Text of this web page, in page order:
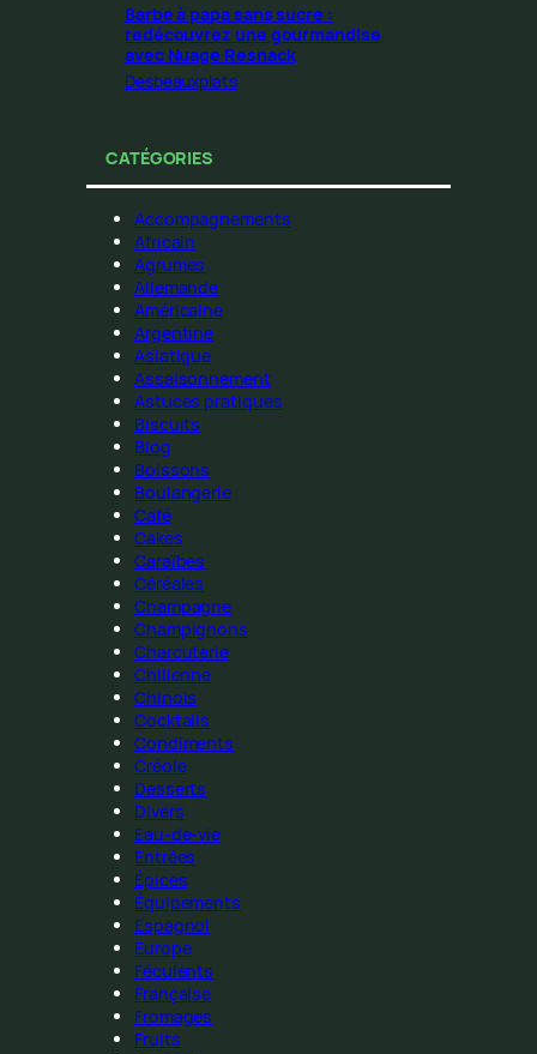
Barbe à papa sans sucre :
redécouvrez une gourmandise
avec Nuage Resnack
Desbeauxplats
CATÉGORIES
Accompagnements
Africain
Agrumes
Allemande
Américaine
Argentine
Asiatique
Assaisonnement
Astuces pratiques
Biscuits
Blog
Boissons
Boulangerie
Café
Cakes
Caraïbes
Céréales
Champagne
Champignons
Charcuterie
Chilienne
Chinois
Cocktails
Condiments
Créole
Desserts
Divers
Eau-de-vie
Entrées
Épices
Équipements
Espagnol
Europe
Féculents
Française
Fromages
Fruits